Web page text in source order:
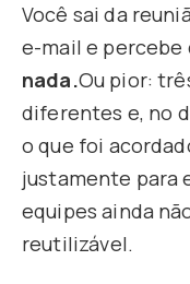
Você sai da
e-mail e percebe
nada.Ou pior:
diferentes e, no
o que foi
justamente para
equipes ainda
reutilizável.